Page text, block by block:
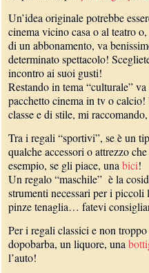
Un’idea originale potrebbe
cinema vicino casa o al teatro
di un abbonamento, va
determinato spettacolo!
incontro ai suoi gusti!
Restando in tema “culturale”
pacchetto cinema in tv o
classe e di stile, mi
Tra i regali “sportivi”, se è un
qualche accessori o attrezzo
esempio, se gli piace, unabici!
Un regalo “maschile” è la
strumenti necessari per i
pinze tenaglia… fatevi
Per i regali classici e non
dopobarba, un liquore, una
l’auto!